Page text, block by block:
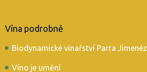
Vína podrobně
Biodynamické vinařství Parra Jimenéz
Víno je umění